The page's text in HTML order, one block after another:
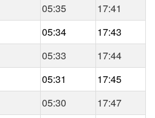
05:35
17:41
05:34
17:43
05:33
17:44
05:31
17:45
05:30 17:47